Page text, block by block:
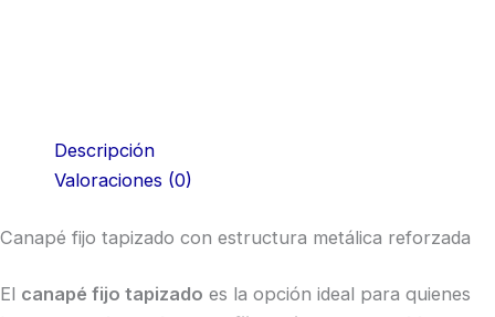
Descripción
Valoraciones (0)
Canapé fijo tapizado con estructura metálica reforzada
El canapé fijo tapizado es la opción ideal para quienes